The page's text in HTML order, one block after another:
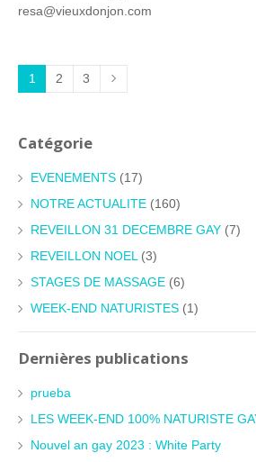
resa@vieuxdonjon.com
1 2 3
Catégorie
EVENEMENTS (17)
NOTRE ACTUALITE (160)
REVEILLON 31 DECEMBRE GAY (7)
REVEILLON NOEL(3)
STAGES DE MASSAGE (6)
WEEK-END NATURISTES (1)
Dernières publications
prueba
LES WEEK-END 100% NATURISTE
Nouvel an gay 2023 : White Party